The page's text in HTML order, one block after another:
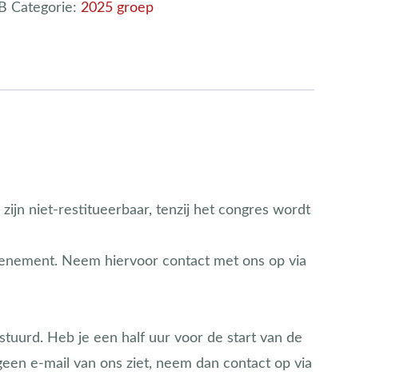
Categorie: 2025 groep
niet-restitueerbaar, tenzij het congres wordt
Neem hiervoor contact met ons op via
Heb je een half uur voor de start van de
e-mail van ons ziet, neem dan contact op via